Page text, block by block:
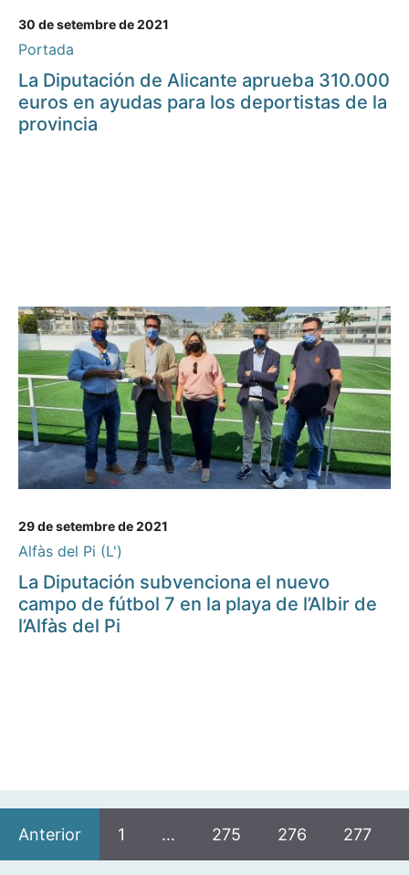
30 de setembre de 2021
Portada
La Diputación de Alicante aprueba 310.000
euros en ayudas para los deportistas de la
provincia
29 de setembre de 2021
Alfàs del Pi (L')
La Diputación subvenciona el nuevo
campo de fútbol 7 en la playa de l’Albir de
l’Alfàs del Pi
Anterior 1 … 275 276 277